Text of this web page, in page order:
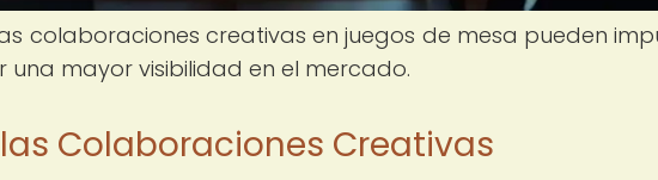
colaboraciones creativas en juegos de mesa pueden
una mayor visibilidad en el mercado.
Colaboraciones Creativas